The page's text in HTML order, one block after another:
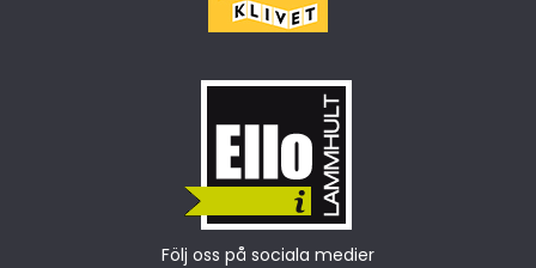
Följ oss på sociala medier